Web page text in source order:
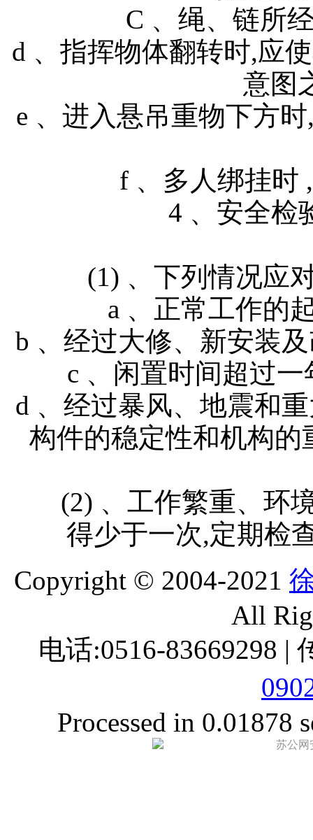
C 、绳、链所
d 、指挥物体翻转时,应
意图
e 、进入悬吊重物下方
f 、多人绑挂时
4 、安全检
(1) 、下列情况应对
a 、正常工作的
b 、经过大修、新安装
c 、闲置时间超过
d 、经过暴风、地震和
构件的稳定性和机构
(2) 、工作繁重、环境
得少于一次,定期检
Copyright © 2004-2021
All
电话:0516-83669298 |
Processed in 0.01878
苏公网